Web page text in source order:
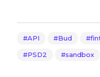
API Bud
PSD2 sandbox